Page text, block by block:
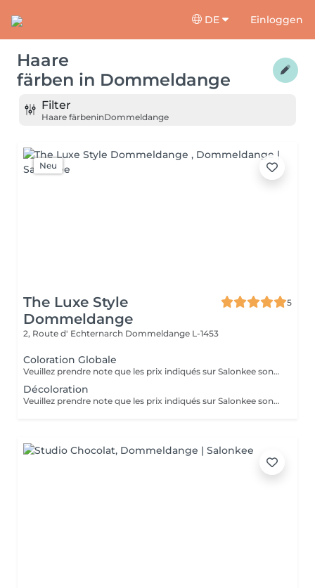
DE Einloggen
Haare
färben in Dommeldange
Filter
Haare färbeninDommeldange
Neu
The Luxe Style
Dommeldange
5
2, Route d' Echternarch Dommeldange L-1453
Coloration Globale
Veuillez prendre note que les prix indiqués sur Salonkee sont communiqués à titre informatif et s'entendent de base. Ces derniers sont susceptibles de varier selon le diagnostic réalisé à votre arrivée au salon et l'expertise du professionnel à qui vous confiez votre beauté. Dans tous les cas, un devis précis vous sera proposé et toutes réalisations de prestations seront effectuées avec votre accord. Un grand merci d'avance pour votre compréhension. Au plaisir de vous recevoir très vite.
Décoloration
Veuillez prendre note que les prix indiqués sur Salonkee sont communiqués à titre informatif et s'entendent de base. Ces derniers sont susceptibles de varier selon le diagnostic réalisé à votre arrivée au salon et l'expertise du professionnel à qui vous confiez votre beauté. Dans tous les cas, un devis précis vous sera proposé et toutes réalisations de prestations seront effectuées avec votre accord. Un grand merci d'avance pour votre compréhension. Au plaisir de vous recevoir très vite.